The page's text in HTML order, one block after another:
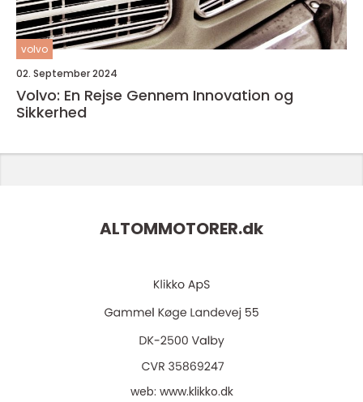
volvo
02. September 2024
Volvo: En Rejse Gennem Innovation og
Sikkerhed
ALTOMMOTORER.dk
web: www.klikko.dk